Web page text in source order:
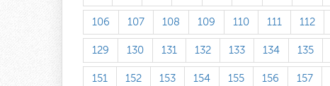
106 107 108 109 110 111 112
129 130 131 132 133 134 135
151 152 153 154 155 156 157